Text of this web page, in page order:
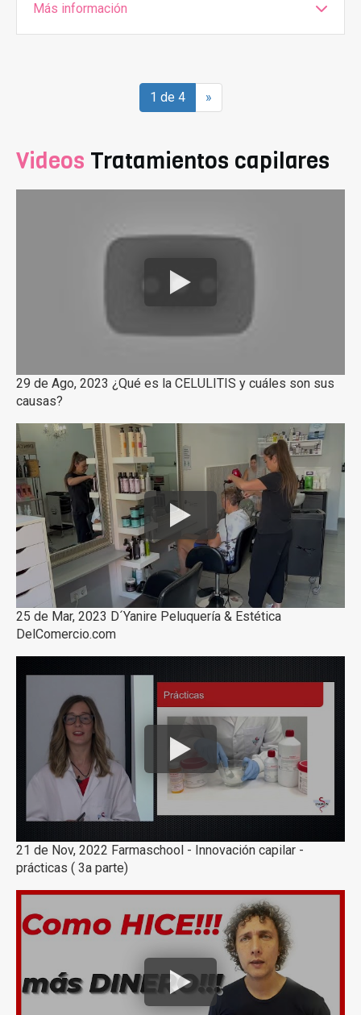
Más información
1 de 4 »
Videos Tratamientos capilares
29 de Ago, 2023 ¿Qué es la CELULITIS y cuáles son sus
causas?
25 de Mar, 2023 D´Yanire Peluquería & Estética
DelComercio.com
21 de Nov, 2022 Farmaschool - Innovación capilar -
prácticas ( 3a parte)